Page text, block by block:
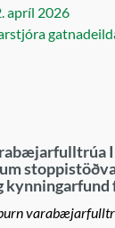
apríl 2026